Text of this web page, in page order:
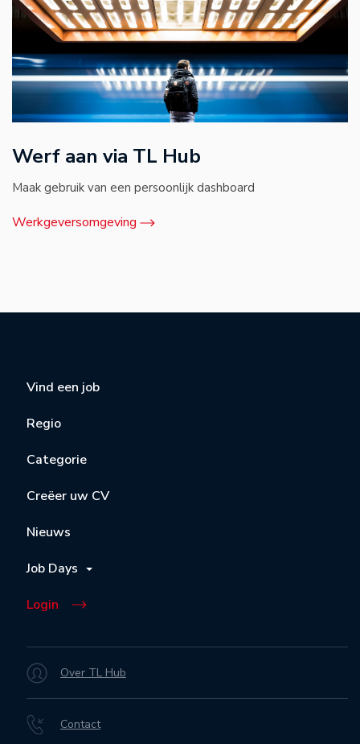
Werf aan via TL Hub
Maak gebruik van een persoonlijk dashboard
Werkgeversomgeving
Vind een job
Regio
Categorie
Creëer uw CV
Nieuws
Job Days
Login
Over TL Hub
Contact